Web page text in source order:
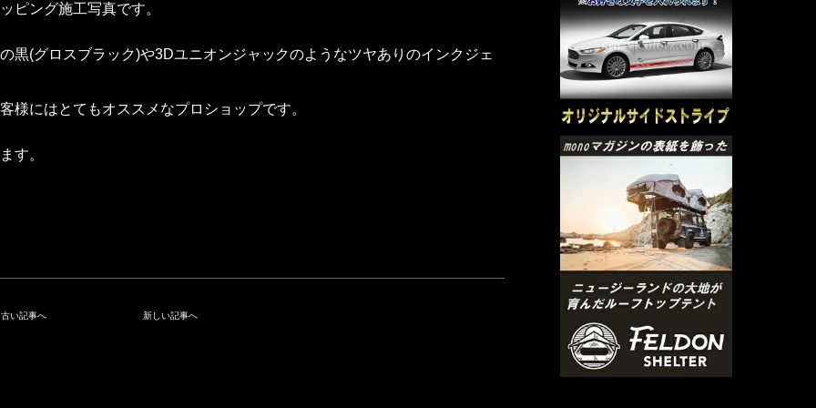
ピング施工写真です。
黒(グロスブラック)や3Dユニオンジャックのようなツヤありのインクジェ
様にはとてもオススメなプロショップです。
す。
古い記事へ 新しい記事へ